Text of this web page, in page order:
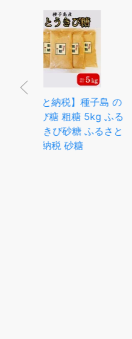
送料無料 日新製糖
きび砂糖